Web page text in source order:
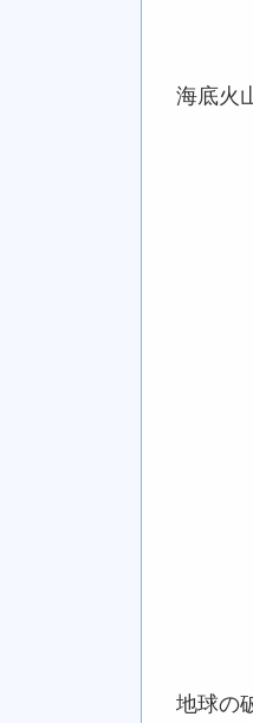
海底火
地球の